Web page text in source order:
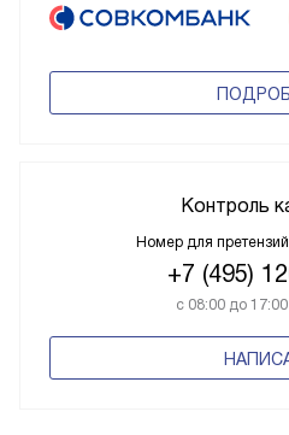
Контроль
Номер для
+7 (495)
с 08:00 до